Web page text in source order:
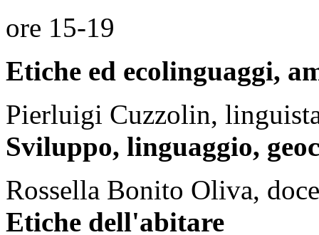
ore 15-19
Etiche ed ecolinguaggi,
Pierluigi Cuzzolin,
Sviluppo, linguaggio,
Rossella Bonito Oliva,
Etiche dell'abitare